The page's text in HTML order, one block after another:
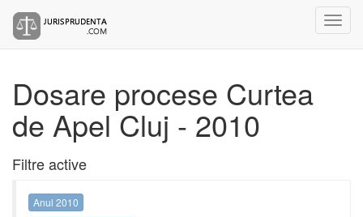
Dosare procese Curtea
de Apel Cluj - 2010
Filtre active
Anul 2010